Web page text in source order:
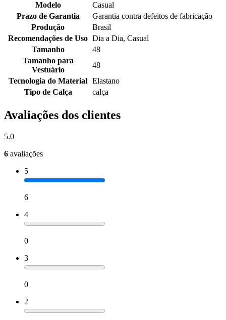
Modelo
Casual
Prazo de Garantia
Garantia contra defeitos de fabricação
Produção
Brasil
Recomendações de Uso Dia a Dia, Casual
Tamanho
48
Tamanho para
Vestuário
48
Tecnologia do Material Elastano
Tipo de Calça
calça
Avaliações dos clientes
5.0
6 avaliações
5
6
4
0
3
0
2